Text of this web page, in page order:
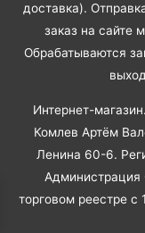
доставка).
заказ на сайте
Обрабатываются
Интернет-
Комлев Артём
Ленина 60-6.
Администрация
торговом реестре